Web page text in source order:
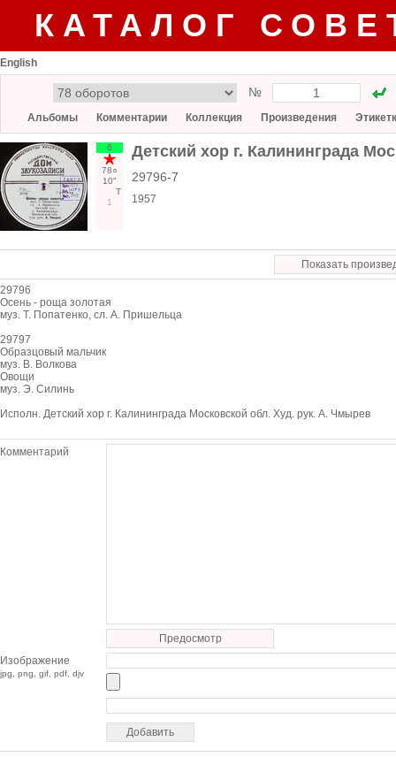
КАТАЛОГ
English
№
Альбомы Комментарии Коллекция Произведения
6
78○
10"
Т
1
Детский хор г. Калининграда
29796-7
1957
Показать
29796
Осень - роща золотая
муз. Т. Попатенко, сл. А. Пришельца
29797
Образцовый мальчик
муз. В. Волкова
Овощи
муз. Э. Силинь
Исполн. Детский хор г. Калининграда Московской обл. Худ. рук. А. Чмырев
Комментарий
Предосмотр
Изображение
jpg, png, gif, pdf, djv